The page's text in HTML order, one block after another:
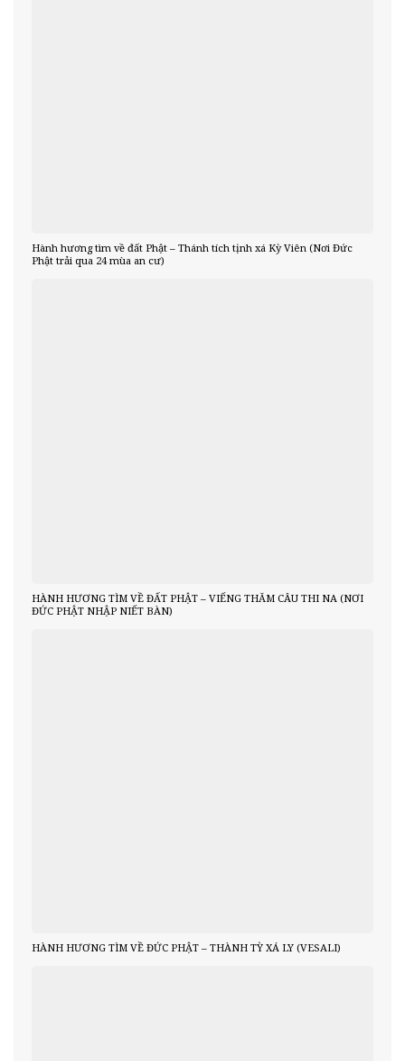
Hành hương tìm về đất Phật – Thánh tích tịnh xá Kỳ Viên (Nơi Đức
Phật trải qua 24 mùa an cư)
HÀNH HƯƠNG TÌM VỀ ĐẤT PHẬT – VIẾNG THĂM CÂU THI NA (NƠI
ĐỨC PHẬT NHẬP NIẾT BÀN)
HÀNH HƯƠNG TÌM VỀ ĐỨC PHẬT – THÀNH TỲ XÁ LY (VESALI)